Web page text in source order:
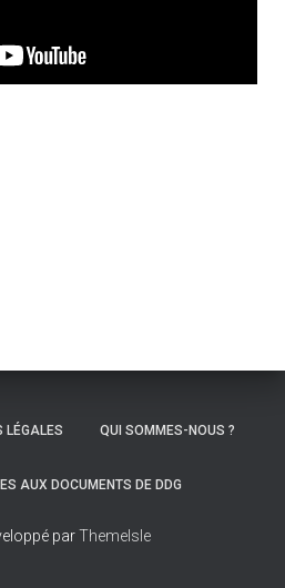
LÉGALES QUI SOMMES-NOUS ?
AUX DOCUMENTS DE DDG
parThemeIsle